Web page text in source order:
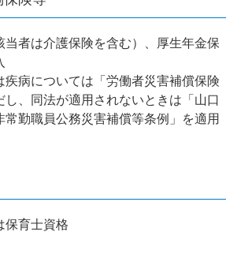
当者は介護保険を含む）、厚生年金保
疾病については「労働者災害補償保険
、同法が適用されないときは「山口
常勤職員公務災害補償等条例」を適用
保育士資格